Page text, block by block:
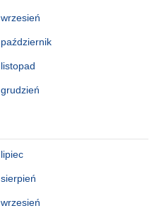
wrzesień
październik
listopad
grudzień
lipiec
sierpień
wrzesień